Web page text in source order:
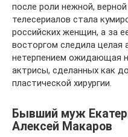
после роли нежной,
телесериалов стала
российских женщин, а за
восторгом следила целая
нетерпением ожидающая
актрисы, сделанных как
пластической хирургии.
Бывший муж
Алексей Макаров